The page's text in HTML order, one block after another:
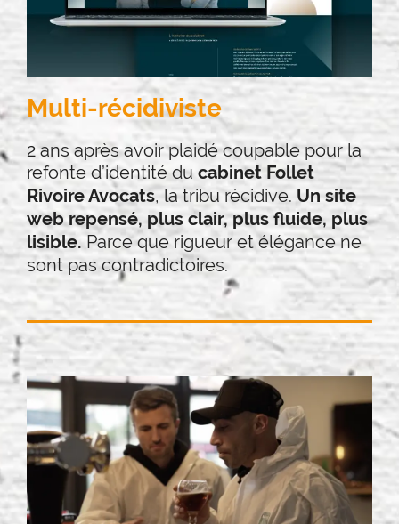
Multi-récidiviste
2 ans après avoir plaidé coupable pour la
refonte d’identité du cabinet Follet
Rivoire Avocats, la tribu récidive. Un site
web repensé, plus clair, plus fluide, plus
lisible.Parce que rigueur et élégance ne
sont pas contradictoires.